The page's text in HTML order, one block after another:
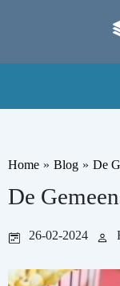
Home » Blog » De
De
26-02-2024